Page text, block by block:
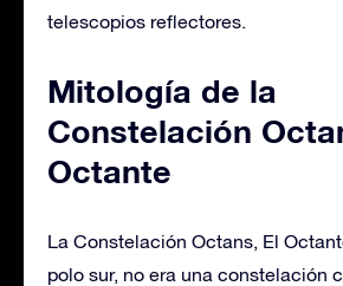
telescopios reflectores.
Mitología de la
Constelación
Octante
La Constelación Octans, El
polo sur, no era una constelación